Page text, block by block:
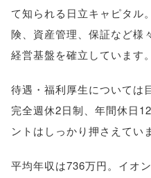
て知られる日立キャピタル
険、資産管理、保証など様
経営基盤を確立しています。
待遇・福利厚生については
完全週休2日制、年間休日
ントはしっかり押さえてい
平均年収は736万円。イオ